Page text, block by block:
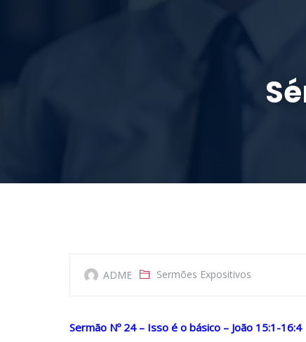
ADME Sermões Expositivos
Sermão Nº 24 – Isso é o básico – João 15:1-16:4